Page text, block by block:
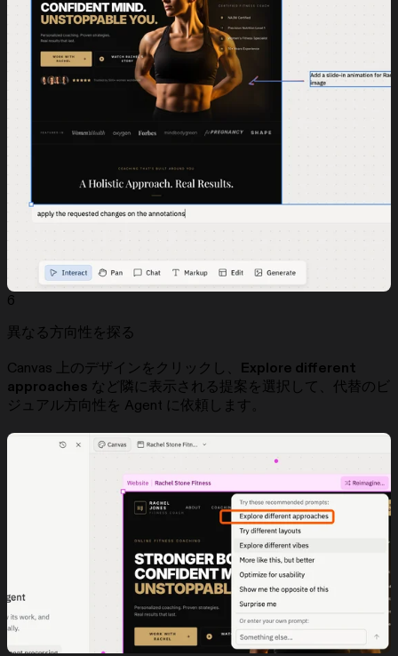
6
異なる方向性を探る
Canvas 上のデザインをクリックし、 Explore different
approaches など隣に表示される提案を選択して、代替のビ
ジュアル方向性を Agent に依頼します。